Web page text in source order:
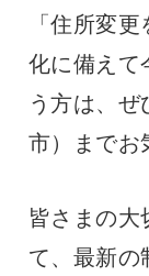
「住所変
化に備えて
う方は、
市）までお
皆さまの
て、最新